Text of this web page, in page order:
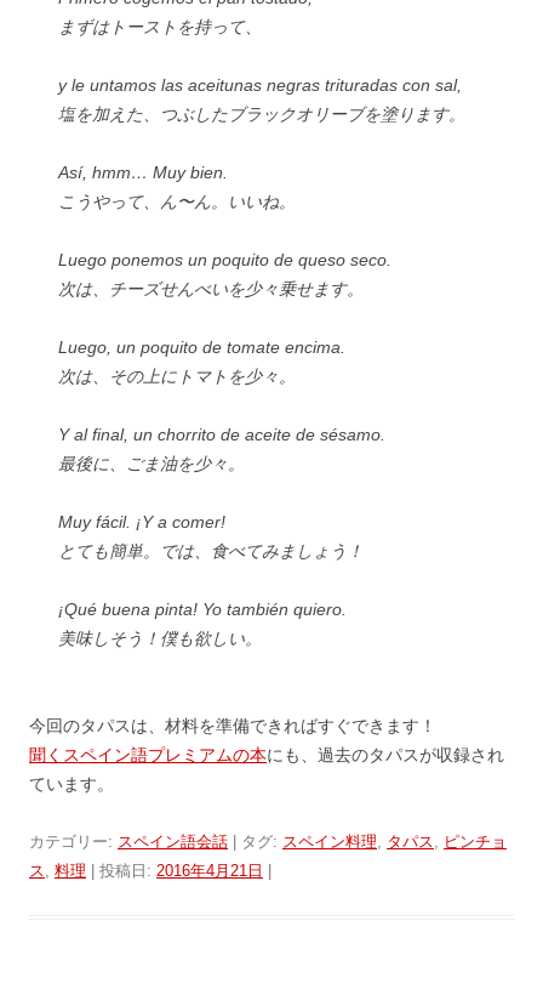
まずはトーストを持って、
y le untamos las aceitunas negras trituradas con sal,
塩を加えた、つぶしたブラックオリーブを塗ります。
Así, hmm… Muy bien.
こうやって、ん〜ん。いいね。
Luego ponemos un poquito de queso seco.
次は、チーズせんべいを少々乗せます。
Luego, un poquito de tomate encima.
次は、その上にトマトを少々。
Y al final, un chorrito de aceite de sésamo.
最後に、ごま油を少々。
Muy fácil. ¡Y a comer!
とても簡単。では、食べてみましょう！
¡Qué buena pinta! Yo también quiero.
美味しそう！僕も欲しい。
今回のタパスは、材料を準備できればすぐできます！
聞くスペイン語プレミアムの本にも、過去のタパスが収録され
ています。
カテゴリー: スペイン語会話 | タグ: スペイン料理 タパス
ピンチョ
ス
料理 | 投稿日: 2016年4月21日 |